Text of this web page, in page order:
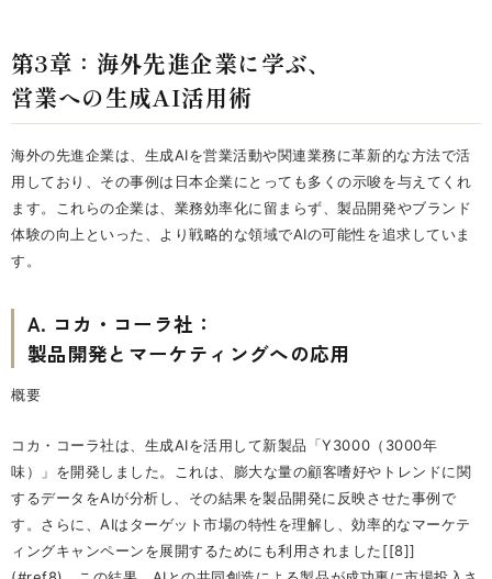
第3章：海外先進企業に学ぶ、
営業への生成AI活用術
海外の先進企業は、生成AIを営業活動や関連業務に革新的な方法で活
用しており、その事例は日本企業にとっても多くの示唆を与えてくれ
ます。これらの企業は、業務効率化に留まらず、製品開発やブランド
体験の向上といった、より戦略的な領域でAIの可能性を追求していま
す。
A. コカ・コーラ社：
製品開発とマーケティングへの応用
概要
コカ・コーラ社は、生成AIを活用して新製品「Y3000（3000年
味）」を開発しました。これは、膨大な量の顧客嗜好やトレンドに関
するデータをAIが分析し、その結果を製品開発に反映させた事例で
す。さらに、AIはターゲット市場の特性を理解し、効率的なマーケテ
ィングキャンペーンを展開するためにも利用されました[[8]]